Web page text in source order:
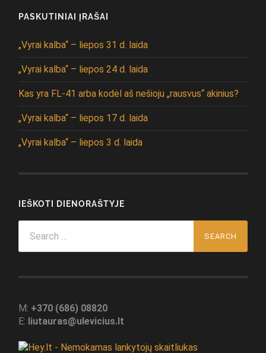
PASKUTINIAI ĮRAŠAI
„Vyrai kalba“ – liepos 31 d. laida
„Vyrai kalba“ – liepos 24 d. laida
Kas yra FL-41 arba kodėl aš nešioju „rausvus“ akinius?
„Vyrai kalba“ – liepos 17 d. laida
„Vyrai kalba“ – liepos 3 d. laida
IEŠKOTI DIENORAŠTYJE
for:
M: +370 (686) 08820
E: liutauras@ulevicius.lt